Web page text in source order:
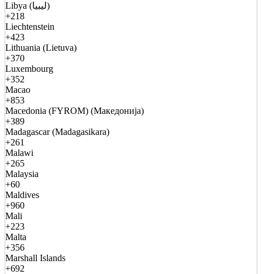
Libya (ليبيا)
+218
Liechtenstein
+423
Lithuania (Lietuva)
+370
Luxembourg
+352
Macao
+853
Macedonia (FYROM) (Македонија)
+389
Madagascar (Madagasikara)
+261
Malawi
+265
Malaysia
+60
Maldives
+960
Mali
+223
Malta
+356
Marshall Islands
+692